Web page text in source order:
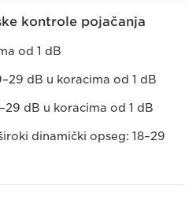
kontrole pojačanja
od 1 dB
dB u koracima od 1 dB
dB u koracima od 1 dB
dinamički opseg: 18–29